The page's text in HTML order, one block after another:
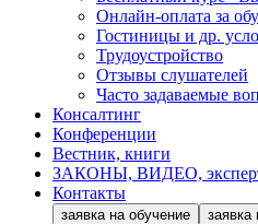
Онлайн-оплата за
Гостиницы и др.
Трудоустройство
Отзывы слушателей
Часто задаваемые
Консалтинг
Конференции
Вестник, книги
ЗАКОНЫ, ВИДЕО,
Контакты
заявка на обучение